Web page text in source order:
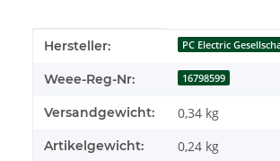
Produkteigenschaft
Wert
Hersteller: PC Electric
Weee-Reg-Nr: 16798599
Versandgewicht: 0,34 kg
Artikelgewicht: 0,24 kg